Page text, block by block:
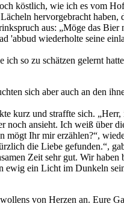
köstlich, wie ich es vom
hervorgebracht haben,
aus: „Möge das Bier
wiederholte seine
so zu schätzen gelernt
sich aber auch an den
kurz und straffte sich.
noch ansieht. Ich weiß über
Ihr mir erzählen?“,
die Liebe gefunden.“,
Zeit sehr gut. Wir
ein Licht im Dunkeln
von Herzen an. Eure